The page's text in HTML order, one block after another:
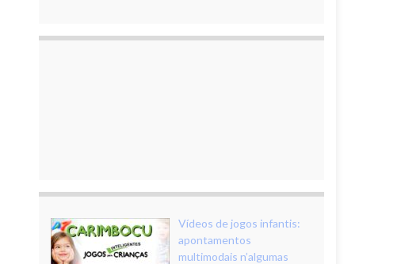
Vídeos de jogos infantis:
apontamentos
multimodais n’algumas